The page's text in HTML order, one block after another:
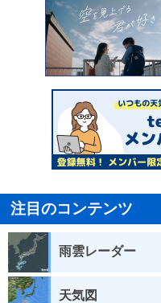
注目のコンテンツ
雨雲レーダー
天気図